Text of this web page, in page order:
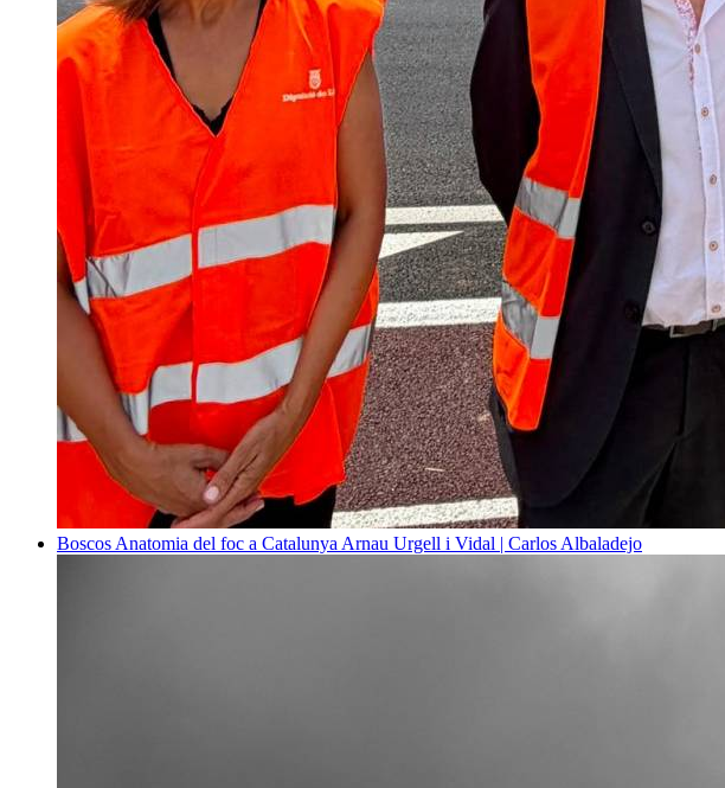
Boscos Anatomia del foc a Catalunya Arnau Urgell i Vidal | Carlos Albaladejo